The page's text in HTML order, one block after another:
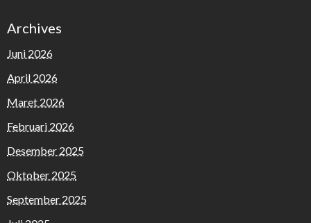
Archives
Juni 2026
April 2026
Maret 2026
Februari 2026
Desember 2025
Oktober 2025
September 2025